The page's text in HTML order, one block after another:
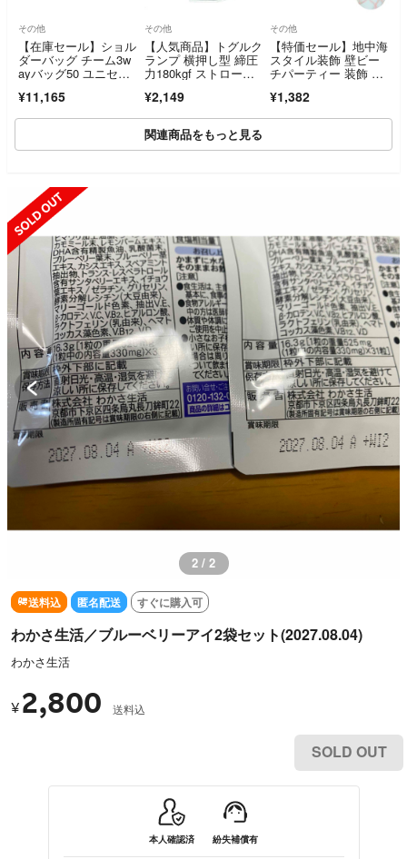
その他
【在庫セール】ショル
ダーバッグ チーム3w
ayバッグ50 ユニセッ
¥11,165
その他
【人気商品】トグルク
ランプ 横押し型 締圧
力180kgf ストローク3
¥2,149
その他
【特価セール】地中海
スタイル装飾 壁ビー
チパーティー 装飾 マ
¥1,382
関連商品をもっと見る
2 / 2
送料込 匿名配送 すぐに購入可
わかさ生活／ブルーベリーアイ2袋セット(2027.08.04)
わかさ生活
¥ 2,800 送料込
SOLD OUT
本人確認済 紛失補償有